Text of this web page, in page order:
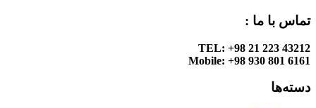
تماس با ما :
TEL: +98 21 223 43212
Mobile: +98 930 801 6161
دسته‌ها